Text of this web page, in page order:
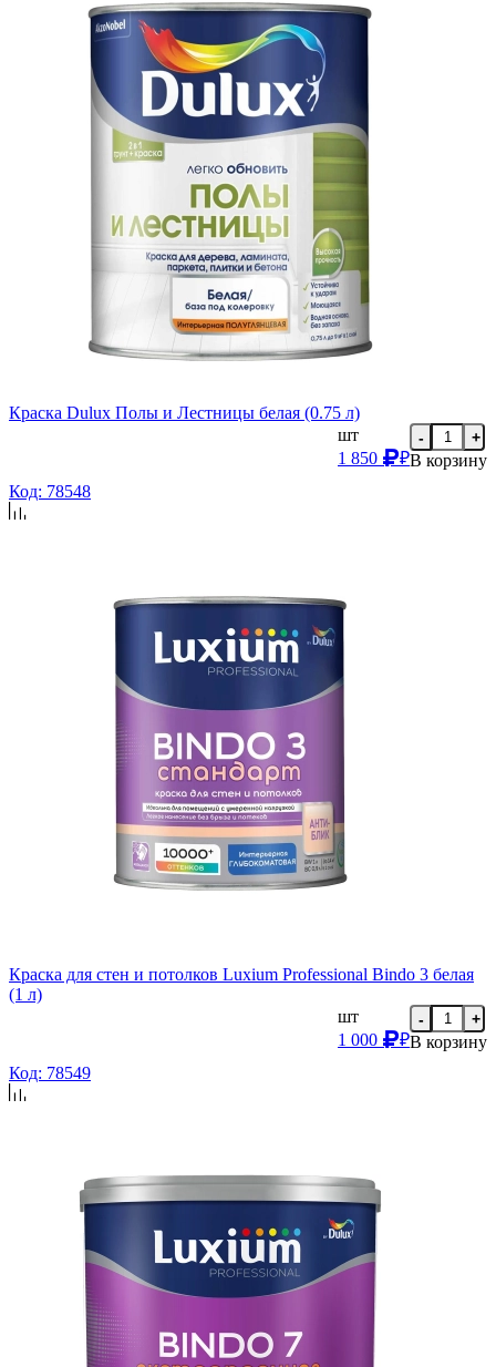
Краска Dulux Полы и Лестницы белая (0.75 л)
шт
1 850
₽
- +
В корзину
Код: 78548
Краска для стен и потолков Luxium Professional Bindo 3 белая
(1 л)
шт
1 000
₽
- +
В корзину
Код: 78549